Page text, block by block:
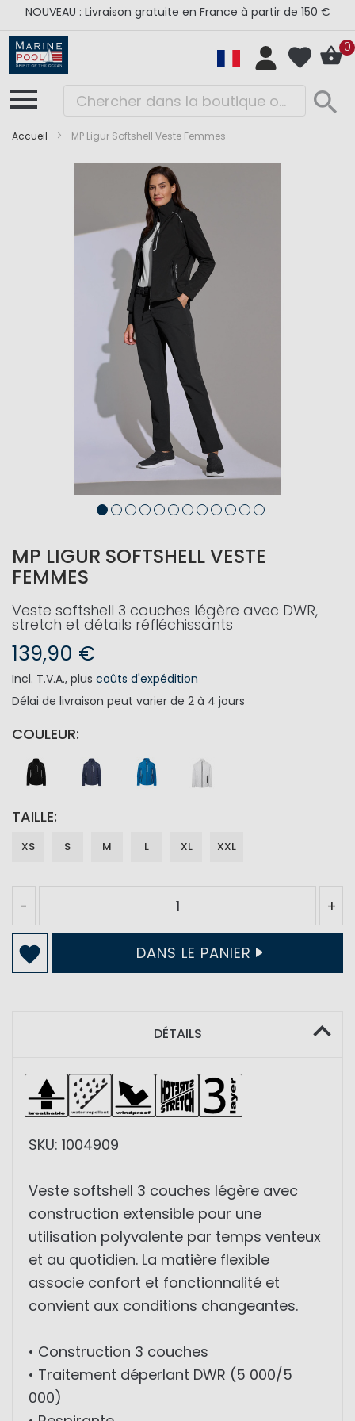
NOUVEAU : Livraison gratuite en France à partir de 150 €
0
Accueil MP Ligur Softshell Veste Femmes
beginning
MP LIGUR SOFTSHELL VESTE
FEMMES
Veste softshell 3 couches légère avec DWR,
stretch et détails réfléchissants
139,90 €
Incl. T.V.A., plus coûts d'expédition
Délai de livraison peut varier de 2 à 4 jours
COULEUR
TAILLE
XS S M L XL XXL
- +
DANS LE PANIER
DÉTAILS
SKU: 1004909
Veste softshell 3 couches légère avec
construction extensible pour une
utilisation polyvalente par temps venteux
et au quotidien. La matière flexible
associe confort et fonctionnalité et
convient aux conditions changeantes.
• Construction 3 couches
• Traitement déperlant DWR (5 000/5
000)